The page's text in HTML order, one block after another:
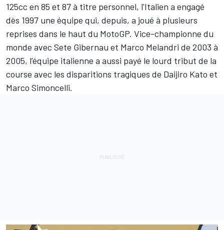
125cc en 85 et 87 à titre personnel, l'Italien a engagé
dès 1997 une équipe qui, depuis, a joué à plusieurs
reprises dans le haut du MotoGP. Vice-championne du
monde avec Sete Gibernau et Marco Melandri de 2003 à
2005, l’équipe italienne a aussi payé le lourd tribut de la
course avec les disparitions tragiques de Daijiro Kato et
Marco Simoncelli.